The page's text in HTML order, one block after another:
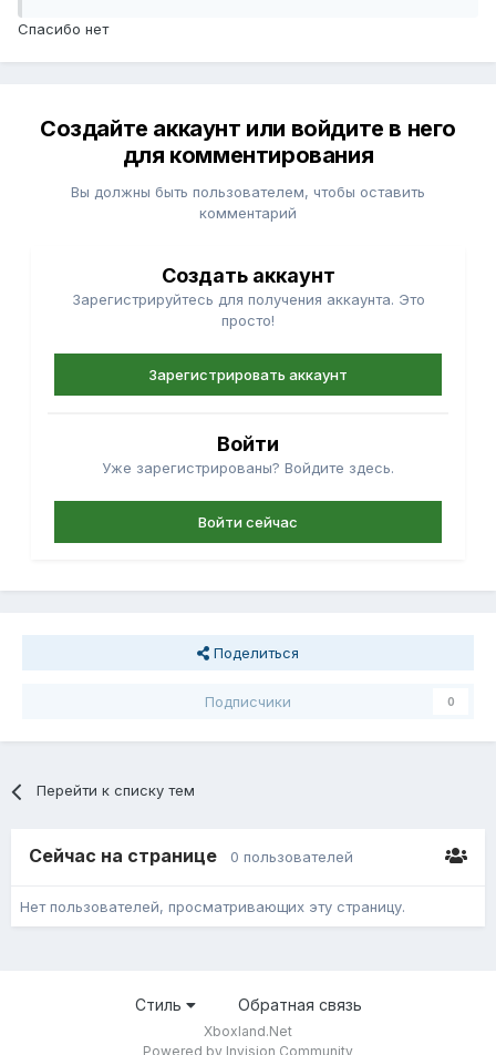
Спасибо нет
Создайте аккаунт или войдите в него
для комментирования
Вы должны быть пользователем, чтобы оставить
комментарий
Создать аккаунт
Зарегистрируйтесь для получения аккаунта. Это
просто!
Зарегистрировать аккаунт
Войти
Уже зарегистрированы? Войдите здесь.
Войти сейчас
Поделиться
Подписчики 0
Перейти к списку тем
Сейчас на странице 0 пользователей
Нет пользователей, просматривающих эту страницу.
Стиль Обратная связь
Xboxland.Net
Powered by Invision Community